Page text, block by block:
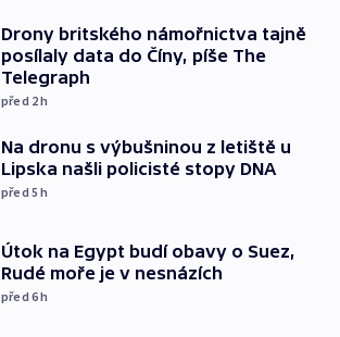
Drony britského námořnictva tajně
posílaly data do Číny, píše The
Telegraph
před 2h
Na dronu s výbušninou z letiště u
Lipska našli policisté stopy DNA
před 5h
Útok na Egypt budí obavy o Suez,
Rudé moře je v nesnázích
před 6h